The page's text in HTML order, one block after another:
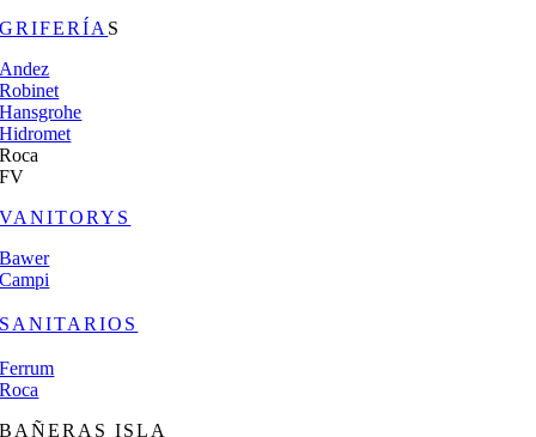
GRIFERÍA S
Andez
Robinet
Hansgrohe
Hidromet
Roca
FV
VANITORYS
Bawer
Campi
SANITARIOS
Ferrum
Roca
BAÑERAS ISLA